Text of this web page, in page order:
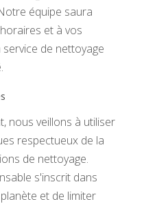
équipe saura
et à vos
de nettoyage
nous veillons à utiliser
respectueux de la
de nettoyage.
s'inscrit dans
et de limiter